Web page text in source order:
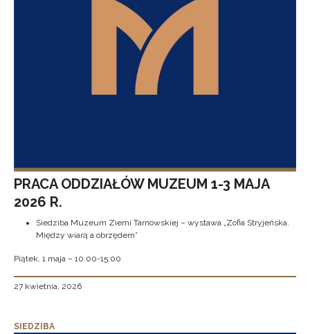
PRACA ODDZIAŁÓW MUZEUM 1-3 MAJA
2026 R.
Siedziba Muzeum Ziemi Tarnowskiej – wystawa „Zofia Stryjeńska.
Między wiarą a obrzędem”
Piątek, 1 maja – 10:00-15:00
27 kwietnia, 2026
SIEDZIBA